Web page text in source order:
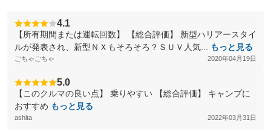
4.1
【所有期間または運転回数】 【総合評価】 新型ハリアースタイ
ルが発表され、新型ＮＸもそろそろ？ＳＵＶ人気...
もっと見る
ごちゃごちゃ 2020年04月19日
5.0
【このクルマの良い点】 乗りやすい 【総合評価】 キャンプに
おすすめ もっと見る
ashita 2022年03月31日